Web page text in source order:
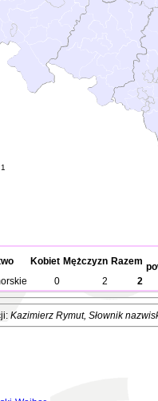
Kobiet Mężczyzn Razem
0 2 2
Kazimierz Rymut, Słownik